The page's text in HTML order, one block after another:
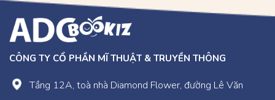
CÔNG TY CỔ PHẦN MĨ THUẬT & TRUYỀN THÔNG
Tầng 12A, toà nhà Diamond Flower, đường Lê Văn